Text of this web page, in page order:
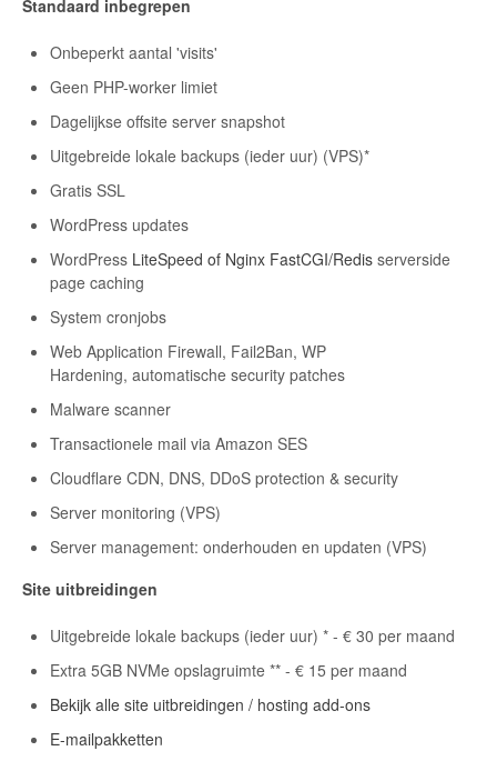
Standaard inbegrepen
Onbeperkt aantal 'visits'
Geen PHP-worker limiet
Dagelijkse offsite server snapshot
Uitgebreide lokale backups (ieder uur) (VPS)*
Gratis SSL
WordPress updates
WordPress LiteSpeed of Nginx FastCGI/Redis serverside
page caching
System cronjobs
Web Application Firewall, Fail2Ban, WP
Hardening, automatische security patches
Malware scanner
Transactionele mail via Amazon SES
Cloudflare CDN, DNS, DDoS protection & security
Server monitoring (VPS)
Server management: onderhouden en updaten (VPS)
Site uitbreidingen
Uitgebreide lokale backups (ieder uur) * - € 30 per maand
Extra 5GB NVMe opslagruimte ** - € 15 per maand
Bekijk alle site uitbreidingen / hosting add-ons
E-mailpakketten